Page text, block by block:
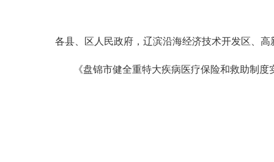
各县、区人民政府，辽滨沿海经济技术开发区、
《盘锦市健全重特大疾病医疗保险和救助制